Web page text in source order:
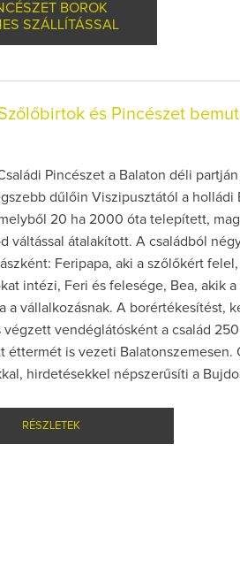
BOROK
SZÁLLÍTÁSSAL
és Pincészet
Pincészet a Balaton déli
dűlőin Viszipusztától a holládi
20 ha 2000 óta telepített,
váltással átalakított. A családból
Feripapa, aki a szőlőkért
intézi, Feri és felesége, Bea, akik
a vállalkozásnak. A borértékesítést,
végzett vendéglátósként a család
éttermét is vezeti Balatonszemesen.
hirdetésekkel népszerűsíti a
RÉSZLETEK